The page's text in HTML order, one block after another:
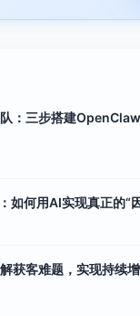
：三步搭建
如何用AI实现真正的“
获客难题，实现持续